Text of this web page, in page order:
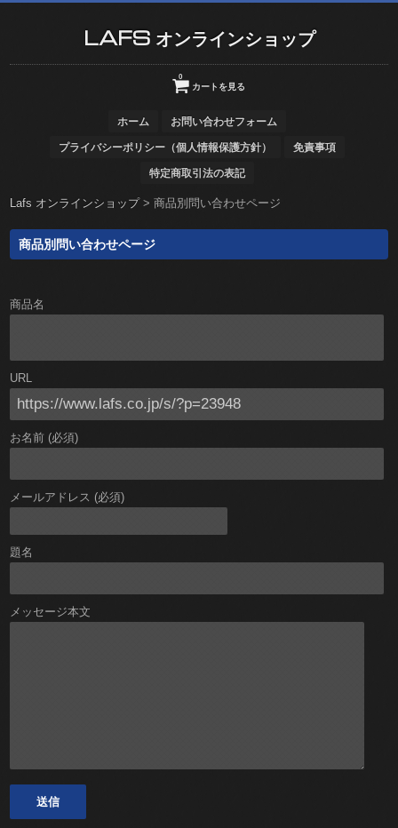
LAFS オンラインショップ
カートを見る
0
ホーム お問い合わせフォーム
プライバシーポリシー（個人情報保護方針） 免責事項
特定商取引法の表記
Lafs オンラインショップ>商品別問い合わせページ
商品別問い合わせページ
商品名
URL
お名前 (必須)
メールアドレス (必須)
題名
メッセージ本文